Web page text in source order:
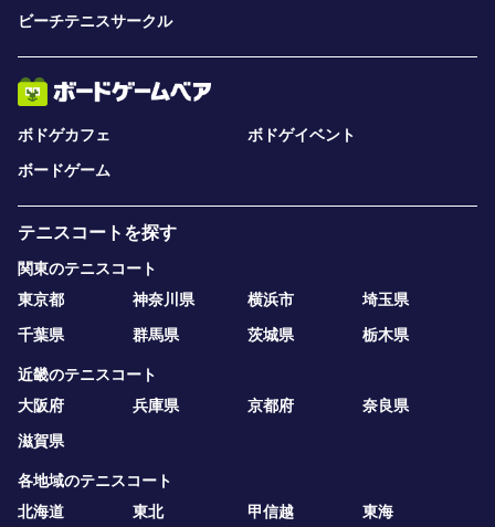
ビーチテニスサークル
ボドゲカフェ
ボドゲイベント
ボードゲーム
テニスコートを探す
関東のテニスコート
東京都
神奈川県 横浜市
埼玉県
千葉県
群馬県 茨城県 栃木県
近畿のテニスコート
大阪府
兵庫県 京都府
奈良県
滋賀県
各地域のテニスコート
北海道
東北 甲信越
東海